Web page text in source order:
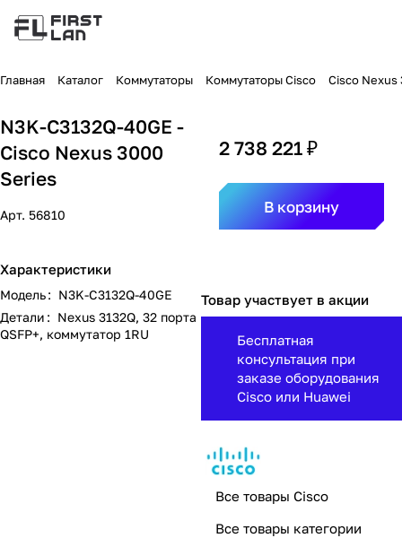
Главная Каталог Коммутаторы Коммутаторы Cisco Cisco Nexus
N3K-C3132Q-40GE -
Cisco Nexus 3000
Series
Арт. 56810
Характеристики
Модель: N3K-C3132Q-40GE
Детали: Nexus 3132Q, 32 порта
QSFP+, коммутатор 1RU
2 738 221 ₽
В корзину
Товар участвует в акции
Бесплатная
консультация при
заказе оборудования
Cisco или Huawei
Все товары Cisco
Все товары категории